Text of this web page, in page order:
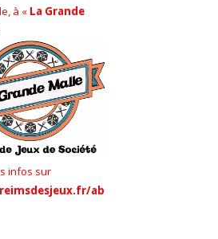
à « La Grande
infos sur
ab